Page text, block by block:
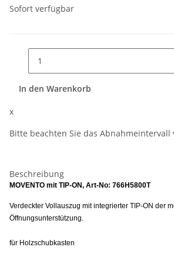
Sofort verfügbar
In den Warenkorb
x
Bitte beachten Sie das Abnahmeintervall
Beschreibung
MOVENTO mit TIP-ON, Art-No: 766H5800T
Verdeckter Vollauszug mit integrierter TIP-ON der
Öffnungsunterstützung.
für Holzschubkasten